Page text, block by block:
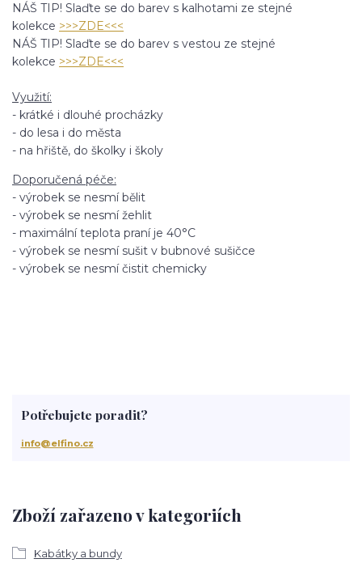
NÁŠ TIP! Slaďte se do barev s kalhotami ze stejné
kolekce >>>ZDE<<<
NÁŠ TIP! Slaďte se do barev s vestou ze stejné
kolekce >>>ZDE<<<
Využití:
- krátké i dlouhé procházky
- do lesa i do města
- na hřiště, do školky i školy
Doporučená péče:
- výrobek se nesmí bělit
- výrobek se nesmí žehlit
- maximální teplota praní je 40°C
- výrobek se nesmí sušit v bubnové sušičce
- výrobek se nesmí čistit chemicky
Zboží zařazeno v kategoriích
Kabátky a bundy
Potřebujete poradit?
info@elfino.cz